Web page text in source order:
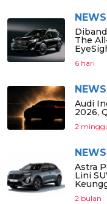
NEWS
The
6 hari
NEWS
Audi
2026,
2
NEWS
Astra
Lini
2 bulan